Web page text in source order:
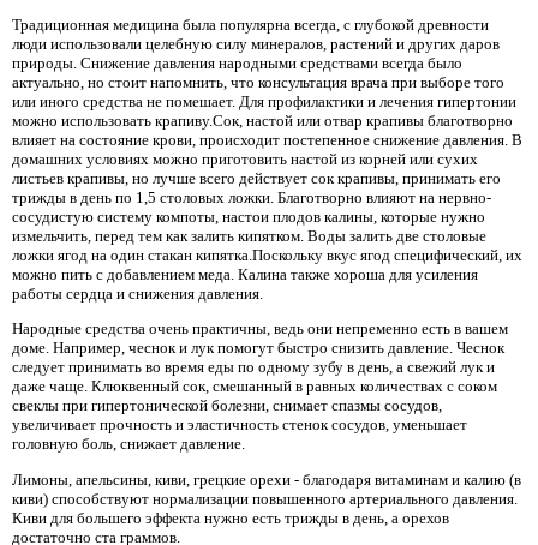
Традиционная медицина была популярна всегда, с глубокой древности
люди использовали целебную силу минералов, растений и других даров
природы. Снижение давления народными средствами всегда было
актуально, но стоит напомнить, что консультация врача при выборе того
или иного средства не помешает. Для профилактики и лечения гипертонии
можно использовать крапиву.Сок, настой или отвар крапивы благотворно
влияет на состояние крови, происходит постепенное снижение давления. В
домашних условиях можно приготовить настой из корней или сухих
листьев крапивы, но лучше всего действует сок крапивы, принимать его
трижды в день по 1,5 столовых ложки. Благотворно влияют на нервно-
сосудистую систему компоты, настои плодов калины, которые нужно
измельчить, перед тем как залить кипятком. Воды залить две столовые
ложки ягод на один стакан кипятка.Поскольку вкус ягод специфический, их
можно пить с добавлением меда. Калина также хороша для усиления
работы сердца и снижения давления.
Народные средства очень практичны, ведь они непременно есть в вашем
доме. Например, чеснок и лук помогут быстро снизить давление. Чеснок
следует принимать во время еды по одному зубу в день, а свежий лук и
даже чаще. Клюквенный сок, смешанный в равных количествах с соком
свеклы при гипертонической болезни, снимает спазмы сосудов,
увеличивает прочность и эластичность стенок сосудов, уменьшает
головную боль, снижает давление.
Лимоны, апельсины, киви, грецкие орехи - благодаря витаминам и калию (в
киви) способствуют нормализации повышенного артериального давления.
Киви для большего эффекта нужно есть трижды в день, а орехов
достаточно ста граммов.